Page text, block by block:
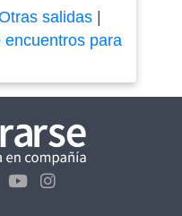
salidas|
para